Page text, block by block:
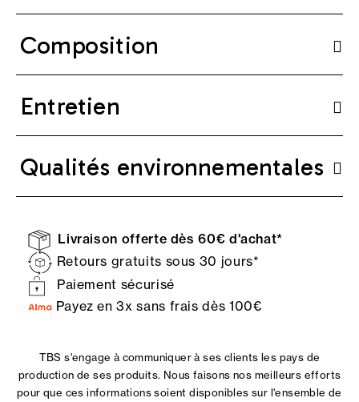
Composition
Entretien
Qualités environnementales
Livraison offerte dès 60€ d'achat*
Retours gratuits sous 30 jours*
Paiement sécurisé
Payez en 3x sans frais dès 100€
TBS s'engage à communiquer à ses clients les pays de
production de ses produits. Nous faisons nos meilleurs efforts
pour que ces informations soient disponibles sur l'ensemble de